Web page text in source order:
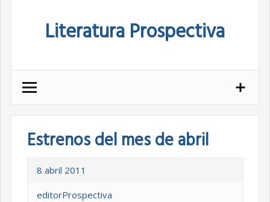
Literatura Prospectiva
Estrenos del mes de abril
8 abril 2011
editorProspectiva